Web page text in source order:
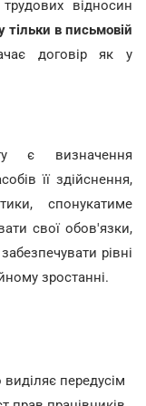
відносин
тільки в письмовій
договір як у
є визначення
її здійснення,
спонукатиме
свої обов'язки,
рівні
зростанні.
виділяє передусім